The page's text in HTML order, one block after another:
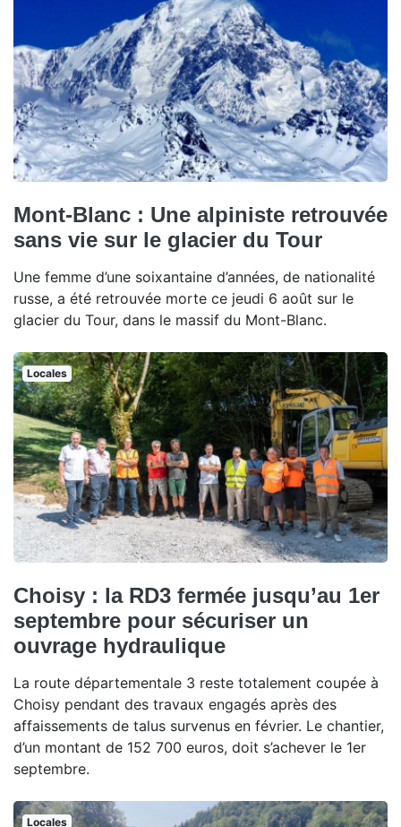
Mont-Blanc : Une alpiniste retrouvée
sans vie sur le glacier du Tour
Une femme d’une soixantaine d’années, de nationalité
russe, a été retrouvée morte ce jeudi 6 août sur le
glacier du Tour, dans le massif du Mont-Blanc.
Locales
Choisy : la RD3 fermée jusqu’au 1er
septembre pour sécuriser un
ouvrage hydraulique
La route départementale 3 reste totalement coupée à
Choisy pendant des travaux engagés après des
affaissements de talus survenus en février. Le chantier,
d’un montant de 152 700 euros, doit s’achever le 1er
septembre.
Locales